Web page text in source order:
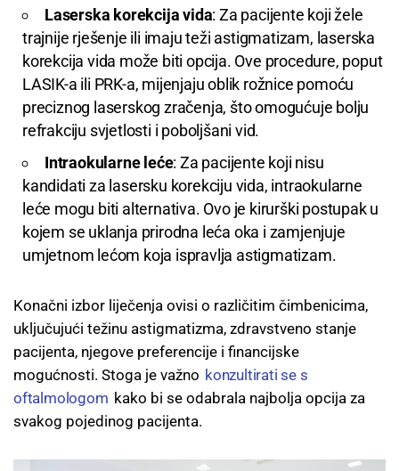
Laserska korekcija vida: Za pacijente koji žele
trajnije rješenje ili imaju teži astigmatizam, laserska
korekcija vida može biti opcija. Ove procedure, poput
LASIK-a ili PRK-a, mijenjaju oblik rožnice pomoću
preciznog laserskog zračenja, što omogućuje bolju
refrakciju svjetlosti i poboljšani vid.
Intraokularne leće: Za pacijente koji nisu
kandidati za lasersku korekciju vida, intraokularne
leće mogu biti alternativa. Ovo je kirurški postupak u
kojem se uklanja prirodna leća oka i zamjenjuje
umjetnom lećom koja ispravlja astigmatizam.
Konačni izbor liječenja ovisi o različitim čimbenicima,
uključujući težinu astigmatizma, zdravstveno stanje
pacijenta, njegove preferencije i financijske
mogućnosti. Stoga je važno konzultirati se s
oftalmologom kako bi se odabrala najbolja opcija za
svakog pojedinog pacijenta.